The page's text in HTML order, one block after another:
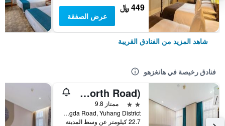
449 ﷼
عرض الصفقة
شاهد المزيد من الفنادق القريبة
فنادق رخيصة في هانغزهو
Hangzhou Mingshang Collection Hotel (Linping Donghu North Road)
2 نجمتين
ممتاز 9.8
No.3 Hongda Road, Yuhang District, هانغزهو, الصين
22.7 كيلومتر عن وسط المدينة